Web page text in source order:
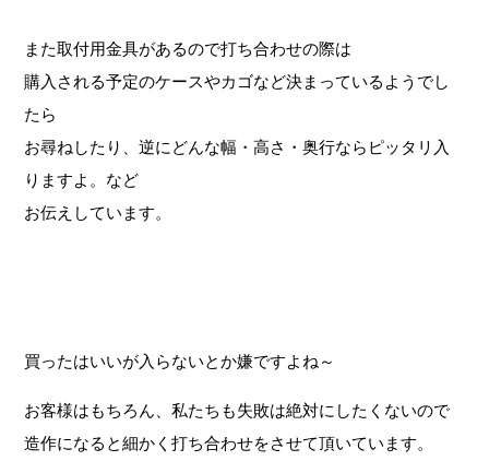
また取付用金具があるので打ち合わせの際は
購入される予定のケースやカゴなど決まっているようでし
たら
お尋ねしたり、逆にどんな幅・高さ・奥行ならピッタリ入
りますよ。など
お伝えしています。
買ったはいいが入らないとか嫌ですよね～
お客様はもちろん、私たちも失敗は絶対にしたくないので
造作になると細かく打ち合わせをさせて頂いています。